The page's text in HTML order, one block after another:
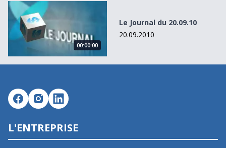
Le Journal du 20.09.10
00:00:00
Le Journal du 20.09.10
20.09.2010
L'ENTREPRISE